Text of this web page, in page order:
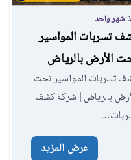
شهر واحد
تسربات المواسير
الأرض بالرياض
تسربات المواسير تحت
بالرياض | شركة كشف
عرض المزيد